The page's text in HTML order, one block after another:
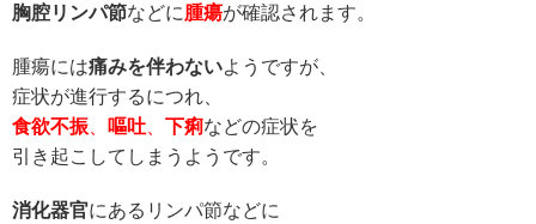
胸腔リンパ節などに腫瘍が確認されます。
腫瘍には痛みを伴わないようですが、
症状が進行するにつれ、
食欲不振
嘔吐 下痢などの症状を
引き起こしてしまうようです。
消化器官にあるリンパ節などに